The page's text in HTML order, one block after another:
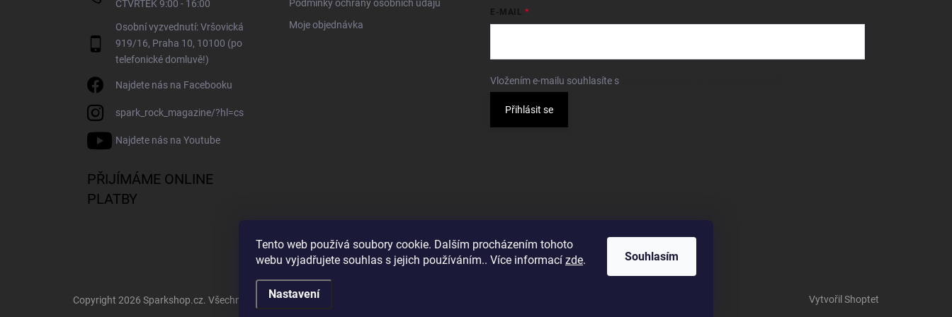
Tento web používá soubory cookie. Dalším procházením tohoto
webu vyjadřujete souhlas s jejich používáním.. Více informací zde.
Nastavení
Souhlasím
ČTVRTEK 9:00 - 16:00
Osobní vyzvednutí: Vršovická
919/16, Praha 10, 10100 (po
telefonické domluvě!)
Najdete nás na Facebooku
spark_rock_magazine/?hl=cs
Najdete nás na Youtube
Podmínky ochrany osobních údajů
Moje objednávka
E-MAIL
Vložením e-mailu souhlasíte s
Přihlásit se
PŘIJÍMÁME ONLINE
PLATBY
Vytvořil Shoptet
Copyright 2026 Sparkshop.cz. Všechna práva vyhrazena.